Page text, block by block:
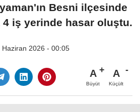
Besni ilçesinde
4 iş yerinde hasar oluştu.
Haziran 2026 - 00:05
A
Büyüt
A
Küçült